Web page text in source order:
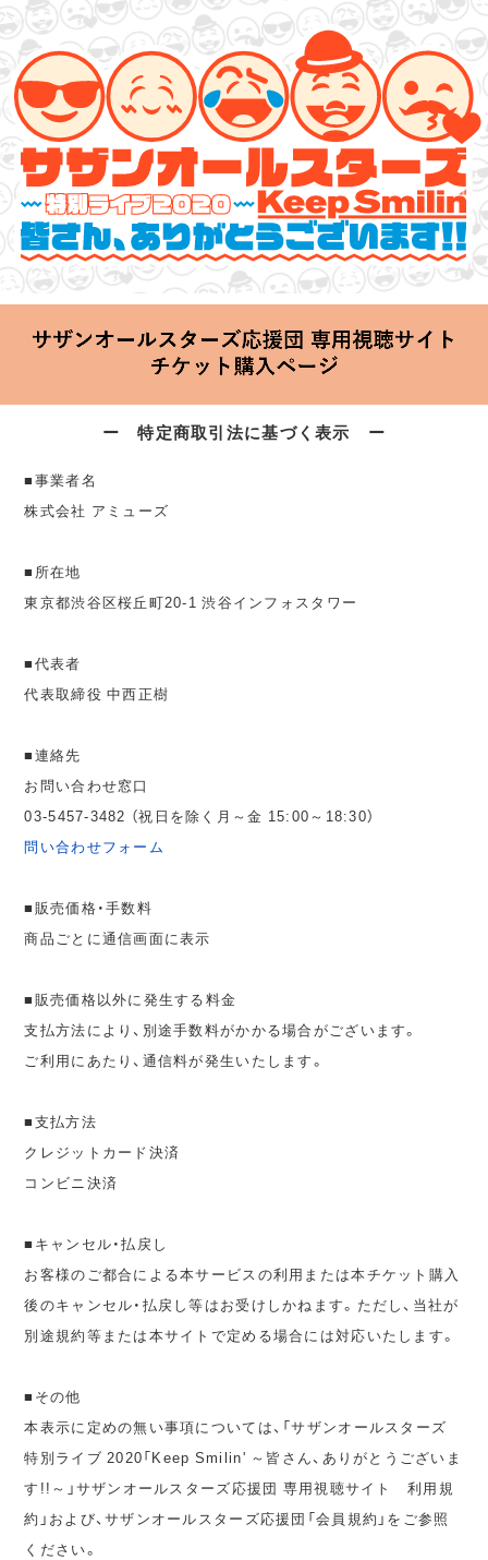
サザンオールスターズ 特別ライブ 2020
2020.06.25 Thu 20:00 Start at 横浜アリーナ
ー 特定商取引法に基づく表示 ー
■事業者名
株式会社 アミューズ
■所在地
東京都渋谷区桜丘町20-1 渋谷インフォスタワー
■代表者
代表取締役 中西正樹
■連絡先
お問い合わせ窓口
03-5457-3482 （祝日を除く月～金 15:00～18:30）
問い合わせフォーム
■販売価格・手数料
商品ごとに通信画面に表示
■販売価格以外に発生する料金
支払方法により、別途手数料がかかる場合がございます。
ご利用にあたり、通信料が発生いたします。
■支払方法
クレジットカード決済
コンビニ決済
■キャンセル・払戻し
お客様のご都合による本サービスの利用または本チケット購入
後のキャンセル・払戻し等はお受けしかねます。ただし、当社が
別途規約等または本サイトで定める場合には対応いたします。
■その他
本表示に定めの無い事項については、「サザンオールスターズ
特別ライブ 2020「Keep Smilin' ～皆さん、ありがとうございま
す!!～」サザンオールスターズ応援団 専用視聴サイト 利用規
約」および、サザンオールスターズ応援団「会員規約」をご参照
ください。